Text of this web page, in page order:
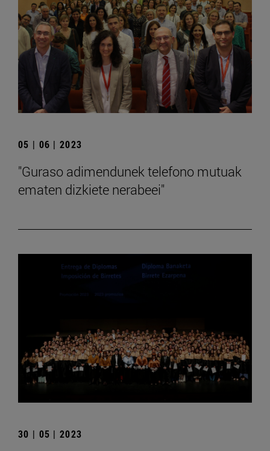
05 | 06 | 2023
"Guraso adimendunek telefono mutuak
ematen dizkiete nerabeei"
30 | 05 | 2023